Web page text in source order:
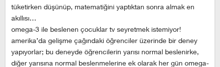
tüketirken düşünüp, matematiğini yaptıktan sonra almak en
akıllısı…
omega-3 ile beslenen çocuklar tv seyretmek istemiyor!
amerika’da gelişme çağındaki öğrenciler üzerinde bir deney
yapıyorlar; bu deneyde öğrencilerin yarısı normal beslenirke,
diğer yarısına normal beslenmelerine ek olarak her gün omega-